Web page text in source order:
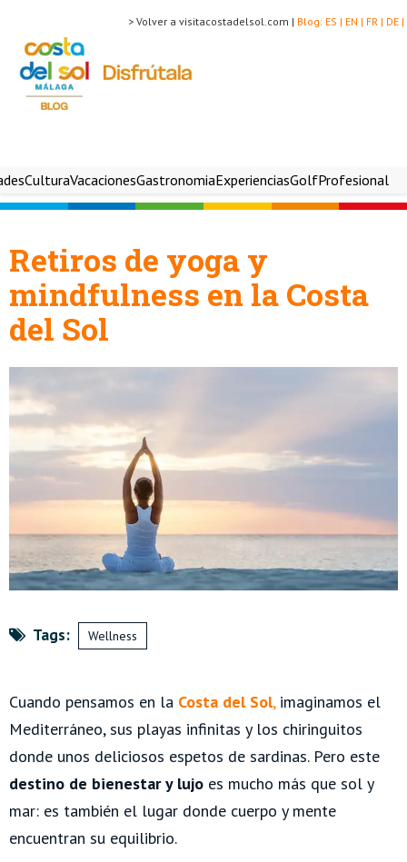
DE |
FR |
EN |
ES |
Blog:
> Volver a visitacostadelsol.com |
CulturaVacacionesGastronomiaExperienciasGolfProfesional
Retiros de yoga y
mindfulness en la Costa
del Sol
Tags: Wellness
Cuando pensamos en la Costa del Sol,imaginamos el
Mediterráneo, sus playas infinitas y los chiringuitos
donde unos deliciosos espetos de sardinas. Pero este
destino de bienestar y lujo es mucho más que sol y
mar: es también el lugar donde cuerpo y mente
encuentran su equilibrio.